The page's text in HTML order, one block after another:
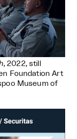
, 2022, still
Foundation Art
Museum of